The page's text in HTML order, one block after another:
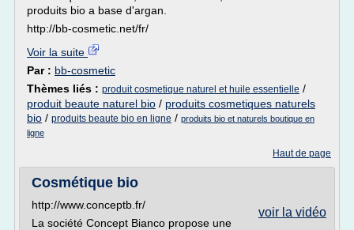
produits bio a base d'argan.
http://bb-cosmetic.net/fr/
Voir la suite
Par : bb-cosmetic
Thèmes liés : produit cosmetique naturel et huile essentielle /
produit beaute naturel bio / produits cosmetiques naturels
bio / produits beaute bio en ligne / produits bio et naturels boutique en
ligne
Haut de page
Cosmétique bio
voir la vidéo
http://www.conceptb.fr/
La société Concept Bianco propose une